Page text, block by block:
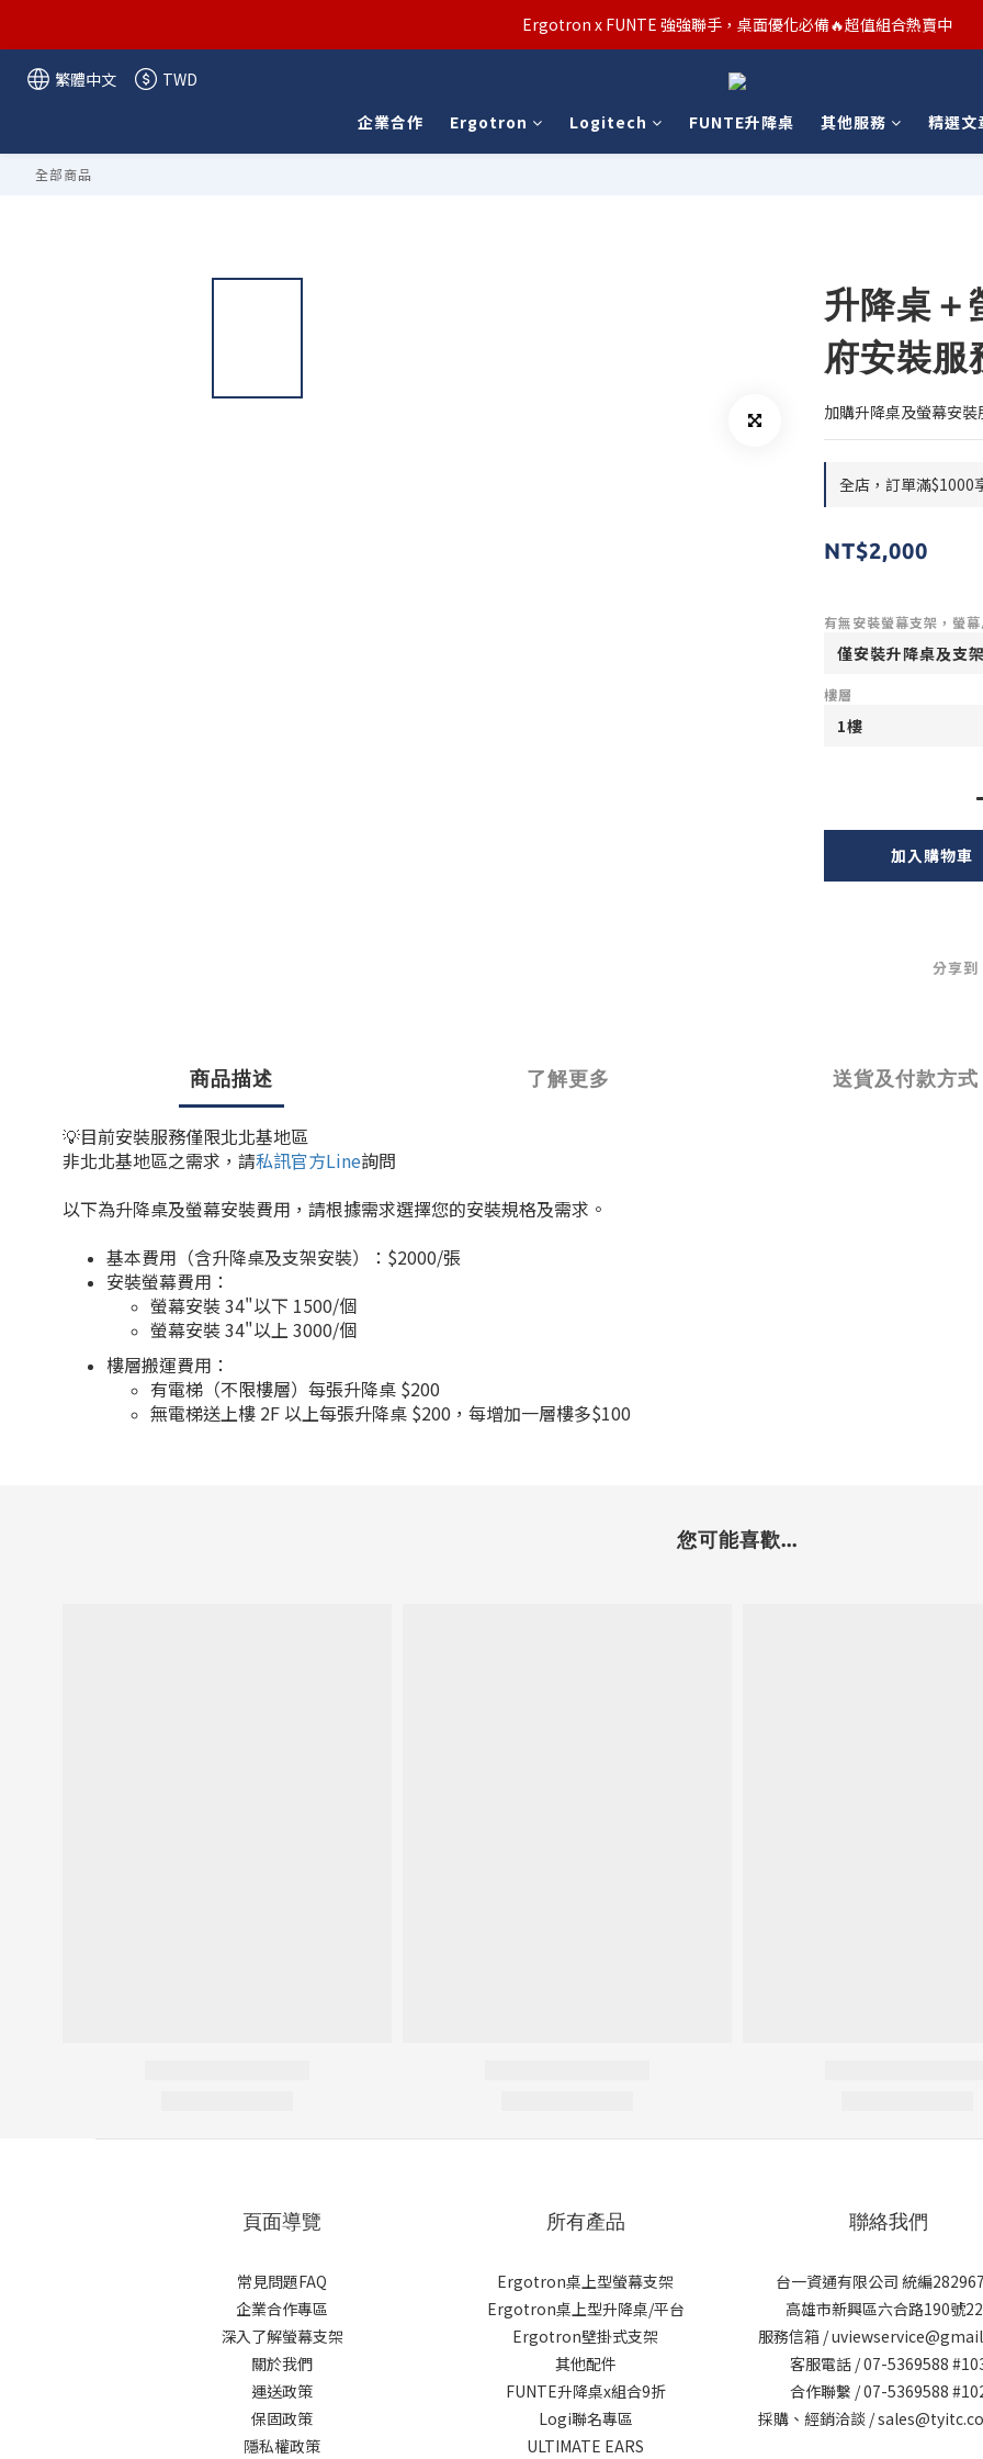
汰舊/升級補助優惠熱烈進行中！符合資格者歡迎申請購物金補助
Ergotron x FUNTE 強強聯手，桌面優化必備🔥超值組合熱賣中
汰舊/升級補助優惠熱烈進行中！符合資格者歡迎申請購物金補助
繁體中文
TWD
企業合作
Ergotron Logitech FUNTE升降桌 其他服務 精選文
全部商品
升降桌＋
府安裝服
加購升降桌及螢幕安裝
全店，訂單滿$1000
NT$2,000
有無安裝螢幕支架，螢
樓層
加入購物車
分享到
商品描述 了解更多 送貨及付款方式
💡目前安裝服務僅限北北基地區
非北北基地區之需求，請私訊官方Line詢問
以下為升降桌及螢幕安裝費用， 請根據需求選擇您的安裝規格及需求。
基本費用（含升降桌及支架安裝）：$2000/張
安裝螢幕費用：
螢幕安裝 34"以下 1500/個
螢幕安裝 34"以上 3000/個
樓層搬運費用：
有電梯（不限樓層）每張升降桌 $200
無電梯送上樓 2F 以上每張升降桌 $200，每增加一層樓多$100
您可能喜歡...
頁面導覽
常見問題FAQ
企業合作專區
深入了解螢幕支架
關於我們
運送政策
保固政策
隱私權政策
所有產品
Ergotron桌上型螢幕支架
Ergotron桌上型升降桌/平台
Ergotron壁掛式支架
其他配件
FUNTE升降桌x組合9折
Logi聯名專區
ULTIMATE EARS
聯絡我們
台一資通有限公司 統編
高雄市新興區六合路190號
服務信箱 /
客服電話 / 07-5369588
合作聯繫 / 07-5369588
採購、經銷洽談 /